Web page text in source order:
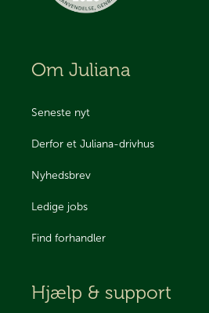
Om Juliana
Seneste nyt
Derfor et Juliana-drivhus
Nyhedsbrev
Ledige jobs
Find forhandler
Hjælp & support